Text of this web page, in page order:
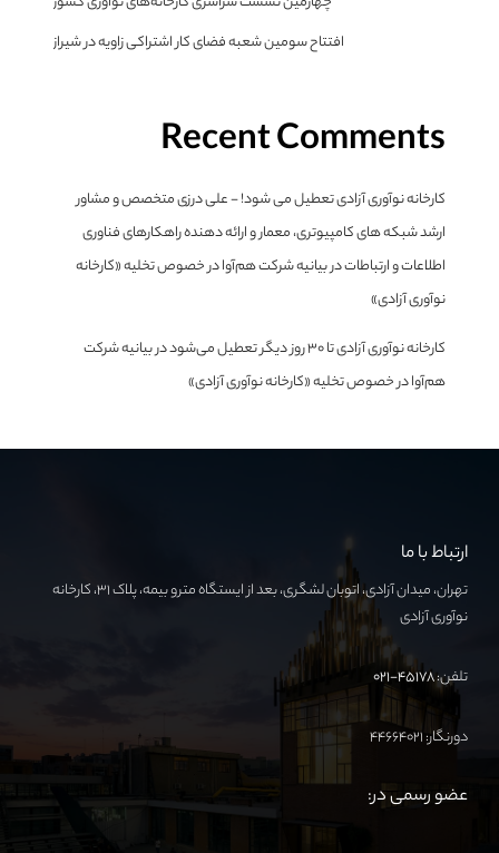
افتتاح سومین شعبه فضای کار اشتراکی زاویه در شیراز
Recent Comments
کارخانه نوآوری آزادی تعطیل می شود! - علی درزی متخصص و مشاور
ارشد شبکه های کامپیوتری، معمار و ارائه دهنده راهکارهای فناوری
اطلاعات و ارتباطاتدربیانیه شرکت هم‌آوا در خصوص تخلیه «کارخانه
نوآوری آزادی»
کارخانه نوآوری آزادی تا ۳۰ روز دیگر تعطیل می‌شود دربیانیه شرکت
هم‌آوا در خصوص تخلیه «کارخانه نوآوری آزادی»
ارتباط با ما
تهران، میدان آزادی، اتوبان لشگری، بعد از ایستگاه مترو بیمه، پلاک ۳۱، کارخانه
نوآوری آزادی
تلفن:۴۵۱۷۸-۰۲۱
دورنگار: ۴۴۶۶۴۰۲۱
عضو رسمی در: